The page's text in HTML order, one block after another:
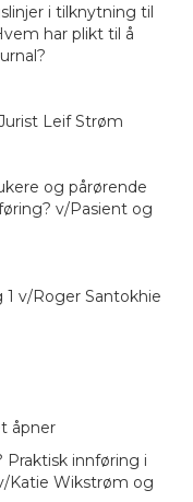
i tilknytning til
har plikt til å
Leif Strøm
og pårørende
v/Pasient og
1 v/Roger Santokhie
åpner
Praktisk innføring i
Katie Wikstrøm og